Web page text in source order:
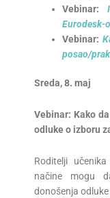
Vebinar:
Eurodesk-
Vebinar:
posao/
Sreda, 8. maj
Vebinar: Kako
odluke o izboru
Roditelji
načine mogu
donošenja